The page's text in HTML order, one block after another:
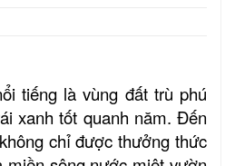
tiếng là vùng đất trù phú
xanh tốt quanh năm. Đến
chỉ được thưởng thức